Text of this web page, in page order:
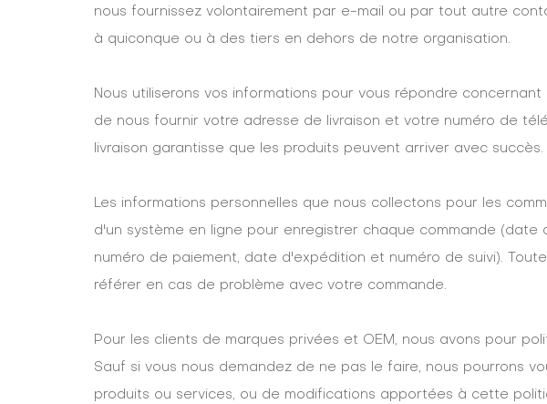
nous fournissez volontairement par e-mail ou par tout autre
à quiconque ou à des tiers en dehors de notre organisation.
Nous utiliserons vos informations pour vous répondre
de nous fournir votre adresse de livraison et votre numéro de
livraison garantisse que les produits peuvent arriver avec succès.
Les informations personnelles que nous collectons pour les
d'un système en ligne pour enregistrer chaque commande (date
numéro de paiement, date d'expédition et numéro de suivi).
référer en cas de problème avec votre commande.
Pour les clients de marques privées et OEM, nous avons pour
Sauf si vous nous demandez de ne pas le faire, nous pourrons
produits ou services, ou de modifications apportées à cette